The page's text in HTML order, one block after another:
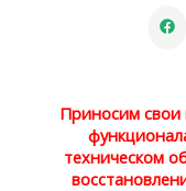
Приносим свои
техническом